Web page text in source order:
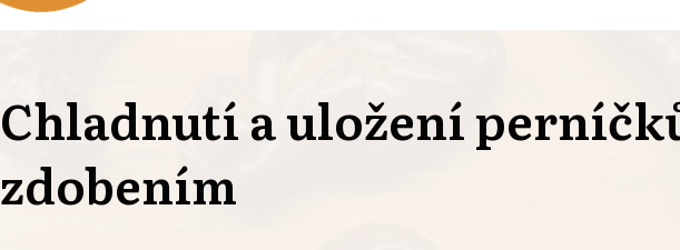
Chladnutí a uložení
zdobením